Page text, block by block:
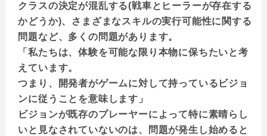
クラスの決定が混乱する(戦車とヒーラーが存在する
かどうか)、さまざまなスキルの実行可能性に関する
問題など、多くの問題があります。
「私たちは、体験を可能な限り本物に保ちたいと考
えています。
つまり、開発者がゲームに対して持っているビジョ
ンに従うことを意味します」
ビジョンが既存のプレーヤーによって特に素晴らし
いと見なされていないのは、問題が発生し始めると